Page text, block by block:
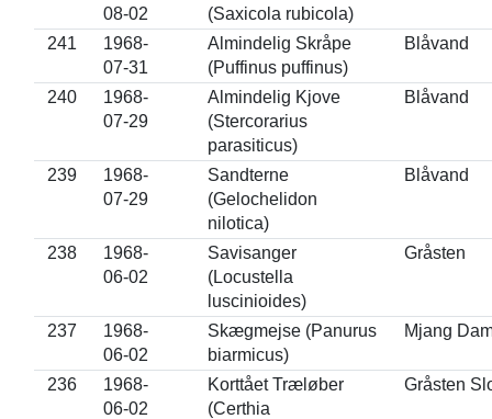
08-02
(Saxicola rubicola)
241
1968-
07-31
Almindelig Skråpe
(Puffinus puffinus)
Blåvand
240
1968-
07-29
Almindelig Kjove
(Stercorarius
parasiticus)
Blåvand
239
1968-
07-29
Sandterne
(Gelochelidon
nilotica)
Blåvand
238
1968-
06-02
Savisanger
(Locustella
luscinioides)
Gråsten
237
1968-
06-02
Skægmejse (Panurus
biarmicus)
Mjang
236
1968-
06-02
Korttået Træløber
(Certhia
Gråsten